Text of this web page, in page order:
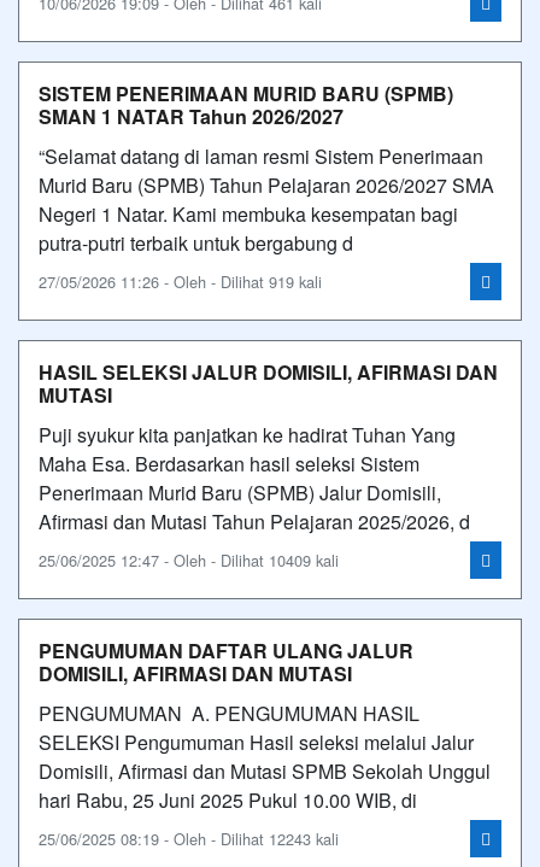
SISTEM PENERIMAAN MURID BARU (SPMB)
SMAN 1 NATAR Tahun 2026/2027
“Selamat datang di laman resmi Sistem Penerimaan
Murid Baru (SPMB) Tahun Pelajaran 2026/2027 SMA
Negeri 1 Natar. Kami membuka kesempatan bagi
putra-putri terbaik untuk bergabung d
27/05/2026 11:26 - Oleh - Dilihat 919 kali
HASIL SELEKSI JALUR DOMISILI, AFIRMASI DAN
MUTASI
Puji syukur kita panjatkan ke hadirat Tuhan Yang
Maha Esa. Berdasarkan hasil seleksi Sistem
Penerimaan Murid Baru (SPMB) Jalur Domisili,
Afirmasi dan Mutasi Tahun Pelajaran 2025/2026, d
25/06/2025 12:47 - Oleh - Dilihat 10409 kali
PENGUMUMAN DAFTAR ULANG JALUR
DOMISILI, AFIRMASI DAN MUTASI
PENGUMUMAN A. PENGUMUMAN HASIL
SELEKSI Pengumuman Hasil seleksi melalui Jalur
Domisili, Afirmasi dan Mutasi SPMB Sekolah Unggul
hari Rabu, 25 Juni 2025 Pukul 10.00 WIB, di
25/06/2025 08:19 - Oleh - Dilihat 12243 kali